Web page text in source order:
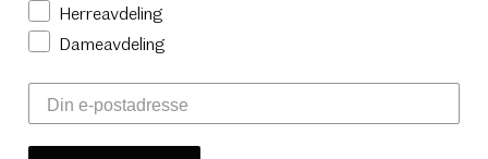
Herreavdeling
Dameavdeling